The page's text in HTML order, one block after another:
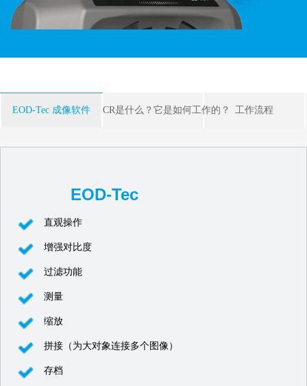
EOD-Tec 成像软件 CR是什么？它是如何工作的？ 工作流程
拼接（为大对象连接多个图像）
EOD-Tec
增强对比度
直观操作
过滤功能
测量
缩放
存档